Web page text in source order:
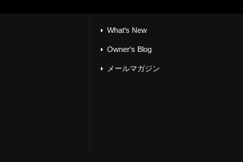
What's New
Owner's Blog
メールマガジン